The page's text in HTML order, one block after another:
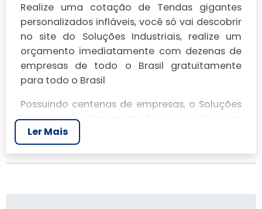
Realize uma cotação de Tendas gigantes
personalizados infláveis, você só vai descobrir
no site do Soluções Industriais, realize um
orçamento imediatamente com dezenas de
empresas de todo o Brasil gratuitamente
para todo o Brasil
Possuindo centenas de empresas, o Soluções
Industriais é a ferramenta business to business
mais completo da área industrial. Para
realizar um orçamento de Tendas gigantes
personalizados infláveis, clique em um ou
Ler Mais